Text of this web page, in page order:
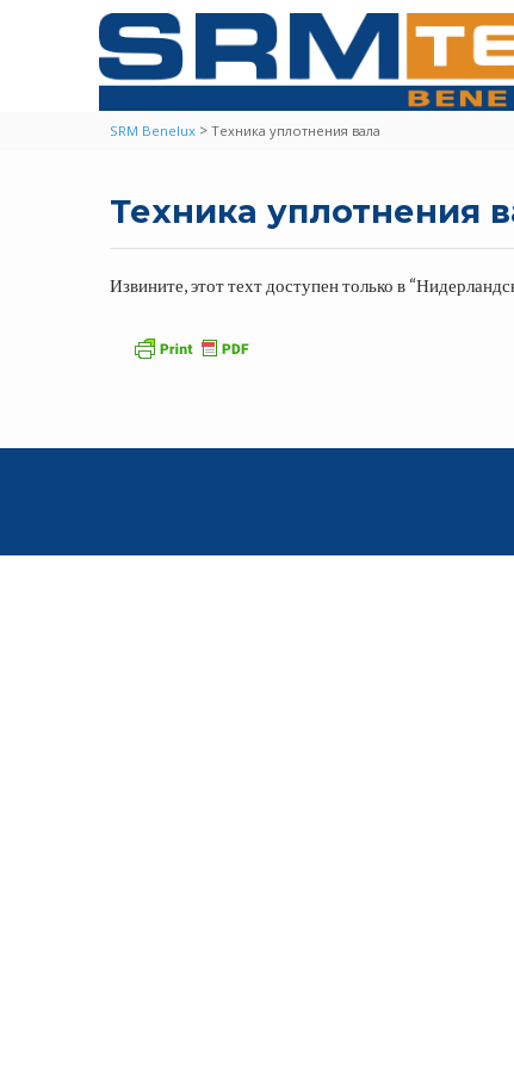
SRM Benelux > Техника уплотнения вала
Техника уплотнения
Извините, этот техт доступен только в “